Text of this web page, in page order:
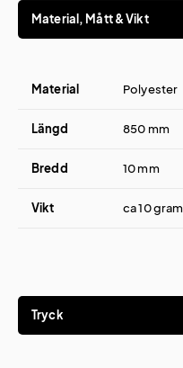
Material, Mått & Vikt
Material Polyester
Längd 850 mm
Bredd 10 mm
Vikt ca 10 gram
Tryck